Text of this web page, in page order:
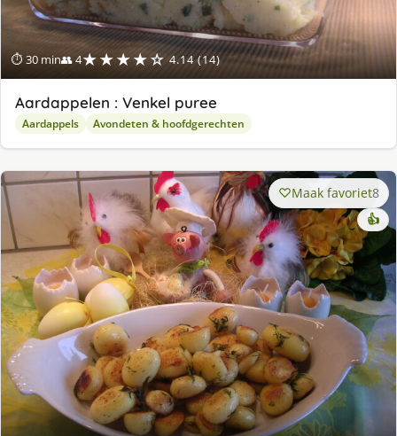
⏱ 30 min👥 4★★★★☆ 4.14 (14)
Aardappelen : Venkel puree
Aardappels Avondeten & hoofdgerechten
Maak favoriet8
👍